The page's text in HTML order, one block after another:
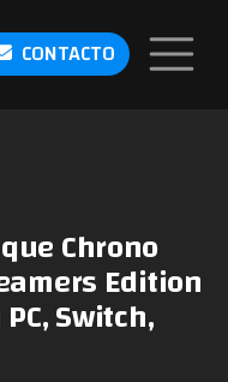
CONTACTO
Chrono
Edition
Switch,